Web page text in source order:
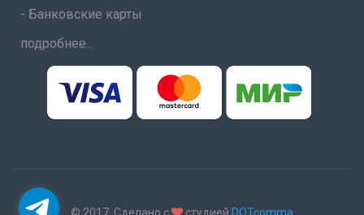
- Банковские карты
подробнее...